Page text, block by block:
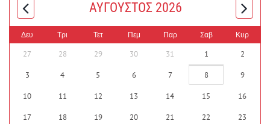
ΑΎΓΟΥΣΤΟΣ 2026
Δευ Τρι Τετ Πεμ Παρ Σαβ Κυρ
27 28 29 30 31 1 2
3 4 5 6 7 8 9
10 11 12 13 14 15 16
17 18 19 20 21 22 23